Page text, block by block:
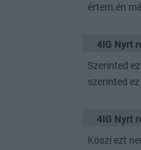
értem.én
4IG Nyrt
Szerinted
szerinted
4IG Nyrt
Köszi ezt